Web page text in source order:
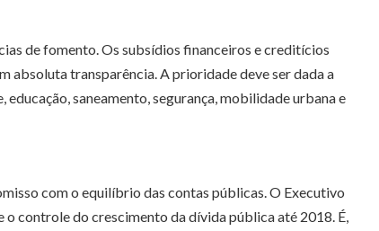
de fomento. Os subsídios financeiros e creditícios
absoluta transparência. A prioridade deve ser dada a
saneamento, segurança, mobilidade urbana e
com o equilíbrio das contas públicas. O Executivo
o controle do crescimento da dívida pública até 2018. É,